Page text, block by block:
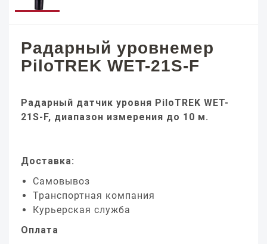
Радарный уровнемер
PiloTREK WET-21S-F
Радарный датчик уровня PiloTREK WET-
21S-F, диапазон измерения до 10 м.
Доставка:
Самовывоз
Транспортная компания
Курьерская служба
Оплата